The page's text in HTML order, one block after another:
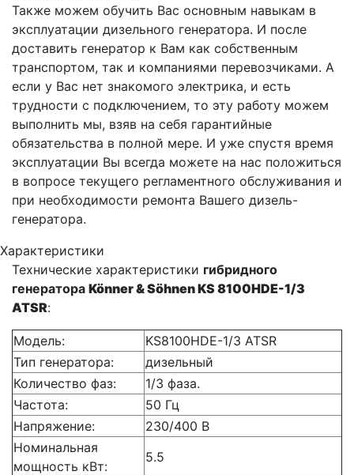
Также можем обучить Вас основным навыкам в
эксплуатации дизельного генератора. И после
доставить генератор к Вам как собственным
транспортом, так и компаниями перевозчиками. А
если у Вас нет знакомого электрика, и есть
трудности с подключением, то эту работу можем
выполнить мы, взяв на себя гарантийные
обязательства в полной мере. И уже спустя время
эксплуатации Вы всегда можете на нас положиться
в вопросе текущего регламентного обслуживания и
при необходимости ремонта Вашего дизель-
генератора.
Характеристики
Технические характеристики гибридного
генератора Könner & SöhnenKS8100HDE-1/3
ATSR:
Модель:
KS8100HDE-1/3 ATSR
Тип генератора:
дизельный
Количество фаз:
1/3 фаза.
Частота:
50 Гц
Напряжение:
230/400 В
Номинальная
мощность кВт:
5.5